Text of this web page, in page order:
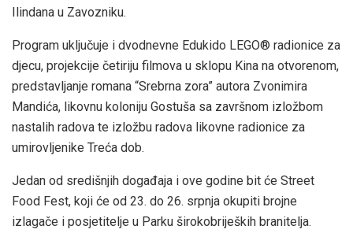
Ilindana u Zavozniku.
Program uključuje i dvodnevne Edukido LEGO® radionice za
djecu, projekcije četiriju filmova u sklopu Kina na otvorenom,
predstavljanje romana “Srebrna zora” autora Zvonimira
Mandića, likovnu koloniju Gostuša sa završnom izložbom
nastalih radova te izložbu radova likovne radionice za
umirovljenike Treća dob.
Jedan od središnjih događaja i ove godine bit će Street
Food Fest, koji će od 23. do 26. srpnja okupiti brojne
izlagače i posjetitelje u Parku širokobrijeških branitelja.